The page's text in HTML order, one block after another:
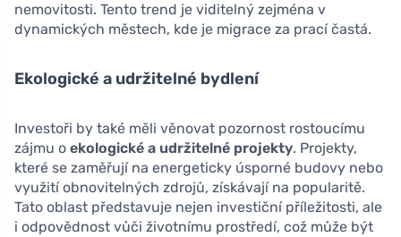
nemovitosti. Tento trend je viditelný zejména v
dynamických městech, kde je migrace za prací častá.
Ekologické a udržitelné bydlení
Investoři by také měli věnovat pozornost rostoucímu
zájmu o ekologické a udržitelné projekty. Projekty,
které se zaměřují na energeticky úsporné budovy nebo
využití obnovitelných zdrojů, získávají na popularitě.
Tato oblast představuje nejen investiční příležitosti, ale
i odpovědnost vůči životnímu prostředí, což může být